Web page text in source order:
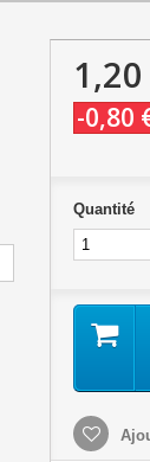
-0,80
Quantité